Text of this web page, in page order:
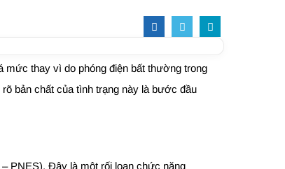
mức thay vì do phóng điện bất thường trong
bản chất của tình trạng này là bước đầu
PNES). Đây là một rối loạn chức năng